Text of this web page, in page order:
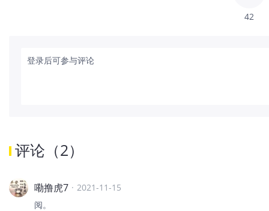
42
登录后可参与评论
评论 （2）
嘞撸虎7 · 2021-11-15
阅。